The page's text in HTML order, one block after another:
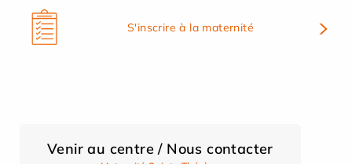
S'inscrire à la maternité
Venir au centre / Nous contacter